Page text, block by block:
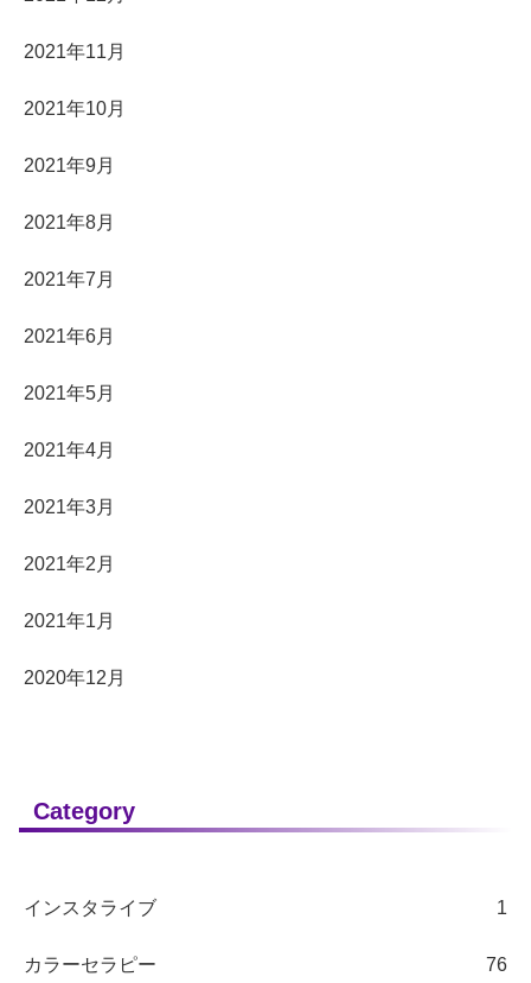
2021年11月
2021年10月
2021年9月
2021年8月
2021年7月
2021年6月
2021年5月
2021年4月
2021年3月
2021年2月
2021年1月
2020年12月
Category
インスタライブ 1
カラーセラピー 76